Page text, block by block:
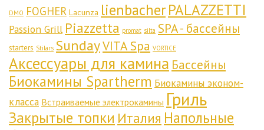
DMO FOGHER Lacunza lienbacherPALAZZETTI
Passion Grill Piazzetta promat silta SPA - бассейны
starters Stilars SundayVITA Spa VORTICE
Аксессуары для камина Бассейны
Биокамины Spartherm Биокамины эконом-
класса Встраиваемые электрокамины Гриль
Закрытые топки Италия Напольные